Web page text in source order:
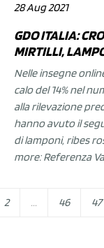
28 Aug 2021
GDO ITALIA:
MIRTILLI,
Nelle insegne
calo del 14% nel
alla rilevazione
hanno avuto il
di lamponi, ribes
more: Referenza
2 ... 46 47